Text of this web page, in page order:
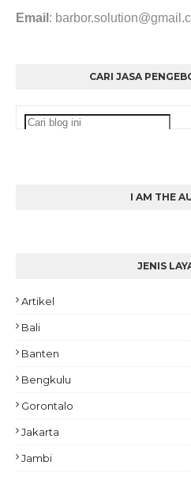
Email :
CARI JASA
I AM THE
JENIS
Artikel
Bali
Banten
Bengkulu
Gorontalo
Jakarta
Jambi